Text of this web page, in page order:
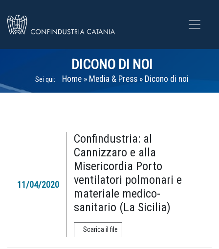
DICONO DI NOI
Sei qui: Home » Media & Press » Dicono di noi
11/04/2020
Confindustria: al
Cannizzaro e alla
Misericordia Porto
ventilatori polmonari e
materiale medico-
sanitario (La Sicilia)
Scarica il file